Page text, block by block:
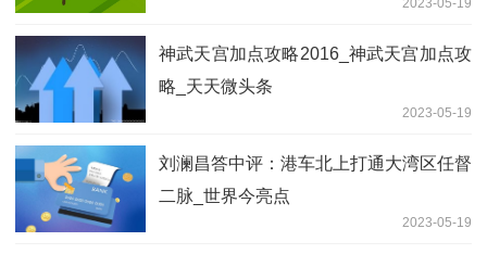
2023-05-19
神武天宫加点攻略2016_神武天宫加点攻
略_天天微头条
2023-05-19
刘澜昌答中评：港车北上打通大湾区任督
二脉_世界今亮点
2023-05-19